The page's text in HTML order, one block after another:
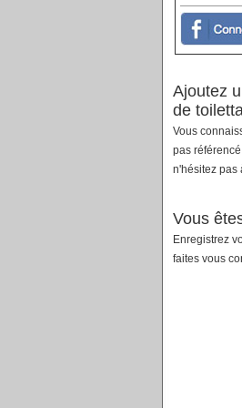
Ajoutez
de
Vous
pas
n'hésitez pas
Vous
Enregistrez
faites vous